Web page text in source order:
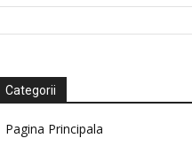
Categorii
Pagina Principala